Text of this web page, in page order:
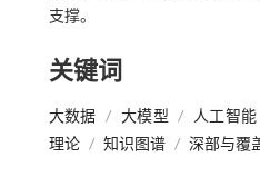
支撑。
关键词
大数据 / 大模型 / 人工智能
理论 / 知识图谱 / 深部与覆